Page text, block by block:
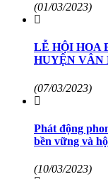
(01/03/2023)
LỄ HỘI HOA
HUYỆN VÂN
(07/03/2023)
Phát động
bền vững và
(10/03/2023)